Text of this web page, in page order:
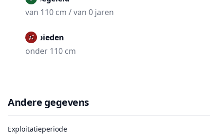
van 110 cm / van 0 jaren
Verbieden
onder 110 cm
Andere gegevens
Exploitatieperiode